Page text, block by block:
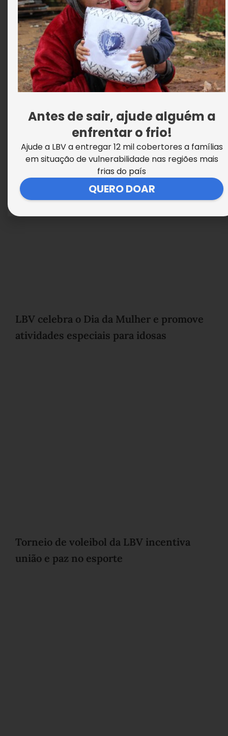
LBV promove palestra sobre segurança
no trânsito
LBV celebra o Dia da Mulher e promove
atividades especiais para idosas
Torneio de voleibol da LBV incentiva
união e paz no esporte
Antes de sair, ajude alguém a
enfrentar o frio!
Ajude a LBV a entregar 12 mil cobertores a famílias
em situação de vulnerabilidade nas regiões mais
frias do país
QUERO DOAR